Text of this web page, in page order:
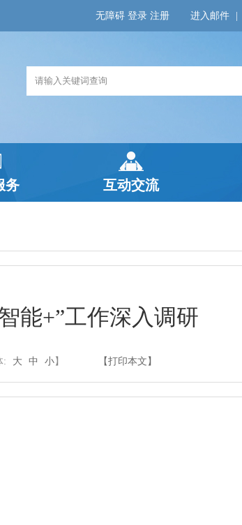
进入邮件
无障碍 登录 注册
务 互动交流
能+”工作深入调研
: 大 中 小 】 【打印本文】